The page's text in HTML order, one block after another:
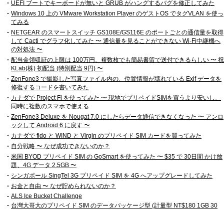
UEFI ブートでキーボードが無いと GRUB がハングするバグを修正してみた
Windows 10 上の VMware Workstation Player のゲストOS でタグVLAN を使っ
てみる
NETGEAR のスマートスイッチ GS108E/GS116E のポートごとの通信量を取得
して Cacti でグラフ化してみた 〜 通信量を見ることができない Wi-Fi中継機へ
の対処法 〜
配当金領収証の上限は 100万円、複数枚でも簡易書留で送付できるらしい 〜 祝
KLab(株) 初配当 (特別配当 9円) 〜
ZenFone3 で撮影した写真ファイル内の、位置情報が壊れている Exif データを
修復するコードを書いてみた
カナダで Project Fi を使ってみた 〜 現地でプリペイドSIMを買うより安いし、
同時に複数のスマホで使える
ZenFone3 Deluxe を Nougat 7.0 にしたらデータ通信できなくなった 〜 アンロ
ックして Android 6 に戻す 〜
カナダで fido と WIND と Virgin のプリペイド SIM カードを買ってみた
自分戦略 〜 なぜ成功できないのか？
米国 BYOD プリペイド SIM の GoSmart を使ってみた 〜 $35 で 30日間 かけ放
題、4G データ 2.5GB 〜
シンガポール SingTel 3G プリペイド SIM を 4G へアップグレードしてみた
お金と自由 〜 なぜ貯められないのか？
ALS Ice Bucket Challenge
台灣大哥大のプリペイド SIM のデータパッケージ型 (計量型 NT$180 1GB 30